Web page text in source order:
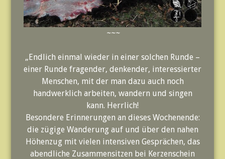
~~~
„Endlich einmal wieder in einer solchen Runde –
einer Runde fragender, denkender, interessierter
Menschen, mit der man dazu auch noch
handwerklich arbeiten, wandern und singen
kann. Herrlich!
Besondere Erinnerungen an dieses Wochenende:
die zügige Wanderung auf und über den nahen
Höhenzug mit vielen intensiven Gesprächen, das
abendliche Zusammensitzen bei Kerzenschein